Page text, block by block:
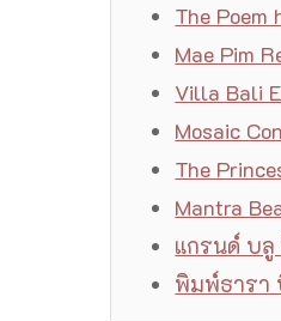
The Poem
Mae Pim
Villa Bali
Mosaic
The
Mantra
แกรนด์ บลู
พิมพ์ธารา